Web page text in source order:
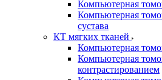
Компьютерная
Компьютерная
сустава
КТ мягких тканей
Компьютерная
Компьютерная
контрастированием